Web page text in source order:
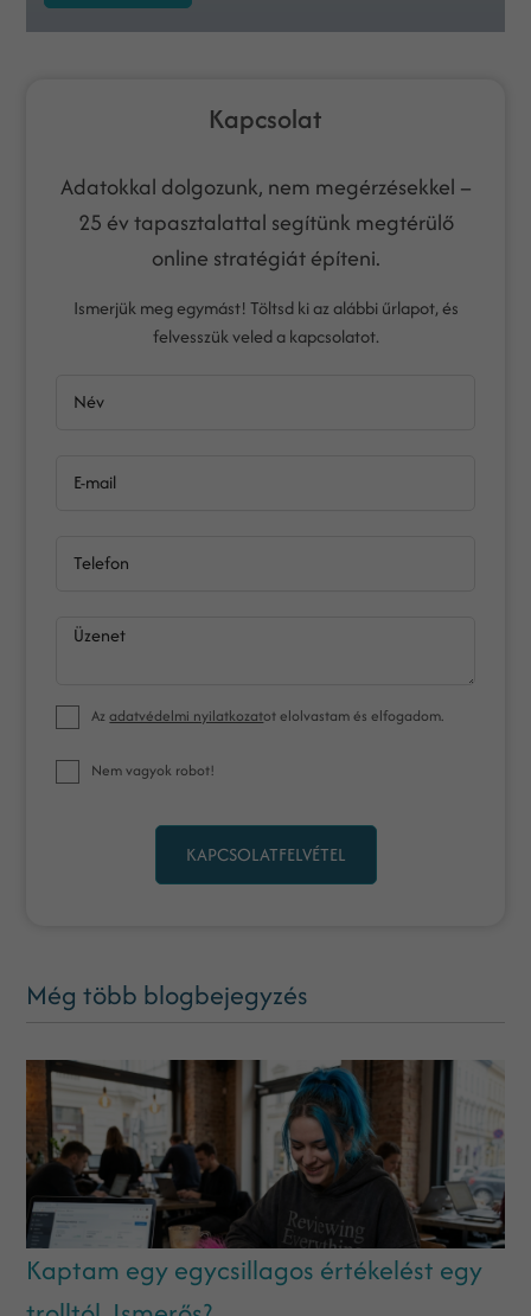
Kapcsolat
Adatokkal dolgozunk, nem megérzésekkel –
25 év tapasztalattal segítünk megtérülő
online stratégiát építeni.
Ismerjük meg egymást! Töltsd ki az alábbi űrlapot, és
felvesszük veled a kapcsolatot.
Név
E-mail
Telefon
Üzenet
Azadatvédelmi nyilatkozatot elolvastam és elfogadom.
Nem vagyok robot!
KAPCSOLATFELVÉTEL
Még több blogbejegyzés
Kaptam egy egycsillagos értékelést egy